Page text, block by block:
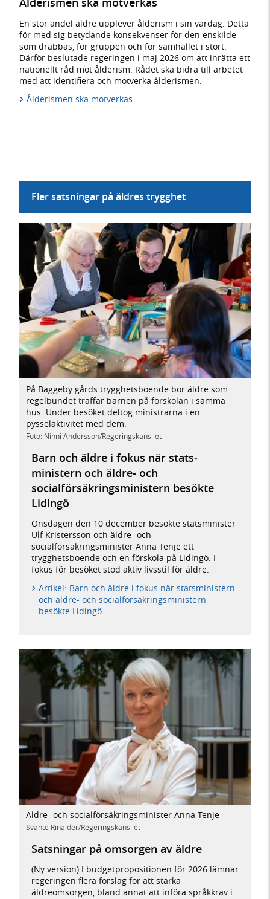
En stor andel äldre upplever ålderism i sin vardag. Detta
för med sig betydande konsekvenser för den enskilde
som drabbas, för gruppen och för samhället i stort.
Därför beslutade regeringen i maj 2026 om att inrätta ett
nationellt råd mot ålderism. Rådet ska bidra till arbetet
med att identifiera och motverka ålderismen.
Ålderismen ska motverkas
Fler satsningar på äldres trygghet
På Baggeby gårds trygghetsboende bor äldre som
regelbundet träffar barnen på förskolan i samma
hus. Under besöket deltog ministrarna i en
pysselaktivitet med dem.
Foto: Ninni Andersson/Regeringskansliet
Barn och äldre i fokus när stats­
ministern och äldre- och
socialförsäkrings­ministern besökte
Lidingö
Onsdagen den 10 december besökte statsminister
Ulf Kristersson och äldre- och
socialförsäkringsminister Anna Tenje ett
trygghetsboende och en förskola på Lidingö. I
fokus för besöket stod aktiv livsstil för äldre.
Artikel: Barn och äldre i fokus när statsministern
och äldre- och socialförsäkringsministern
besökte Lidingö
Äldre- och socialförsäkringsminister Anna Tenje
Svante Rinalder/Regeringskansliet
Satsningar på omsorgen av äldre
(Ny version) I budgetpropositionen för 2026 lämnar
regeringen flera förslag för att stärka
äldreomsorgen, bland annat att införa språkkrav i